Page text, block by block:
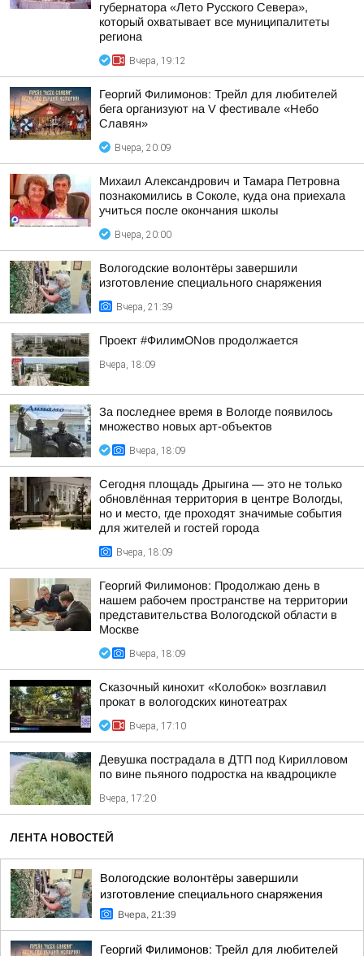
губернатора «Лето Русского Севера»,
который охватывает все муниципалитеты
региона
Вчера, 19:12
Георгий Филимонов: Трейл для любителей
бега организуют на V фестивале «Небо
Славян»
Вчера, 20:09
Михаил Александрович и Тамара Петровна
познакомились в Соколе, куда она приехала
учиться после окончания школы
Вчера, 20:00
Вологодские волонтёры завершили
изготовление специального снаряжения
Вчера, 21:39
Проект #ФилимONов продолжается
Вчера, 18:09
За последнее время в Вологде появилось
множество новых арт-объектов
Вчера, 18:09
Сегодня площадь Дрыгина — это не только
обновлённая территория в центре Вологды,
но и место, где проходят значимые события
для жителей и гостей города
Вчера, 18:09
Георгий Филимонов: Продолжаю день в
нашем рабочем пространстве на территории
представительства Вологодской области в
Москве
Вчера, 18:09
Сказочный кинохит «Колобок» возглавил
прокат в вологодских кинотеатрах
Вчера, 17:10
Девушка пострадала в ДТП под Кирилловом
по вине пьяного подростка на квадроцикле
Вчера, 17:20
ЛЕНТА НОВОСТЕЙ
Вологодские волонтёры завершили
изготовление специального снаряжения
Вчера, 21:39
Георгий Филимонов: Трейл для любителей